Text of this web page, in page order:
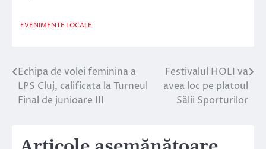
EVENIMENTE LOCALE
Navigare
în
Echipa de volei feminina a
LPS Cluj, calificata la Turneul
Final de junioare III
Festivalul HOLI va
avea loc pe platoul
Sălii Sporturilor